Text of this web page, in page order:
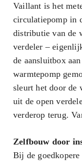
Vaillant is het
circulatiepomp in
distributie van de
verdeler –
de aansluitbox
warmtepomp
sleurt het door de
uit de open
verderop terug.
Zelfbouw door
Bij de